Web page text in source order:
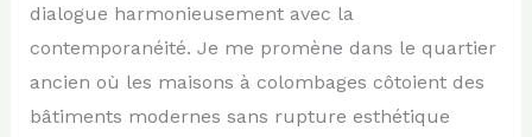
dialogue harmonieusement avec la
contemporanéité. Je me promène dans le quartier
ancien où les maisons à colombages côtoient des
bâtiments modernes sans rupture esthétique